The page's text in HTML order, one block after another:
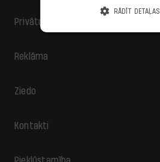
Privātuma politika
Reklāma
Ziedo
Kontakti
RĀDĪT DETAĻAS